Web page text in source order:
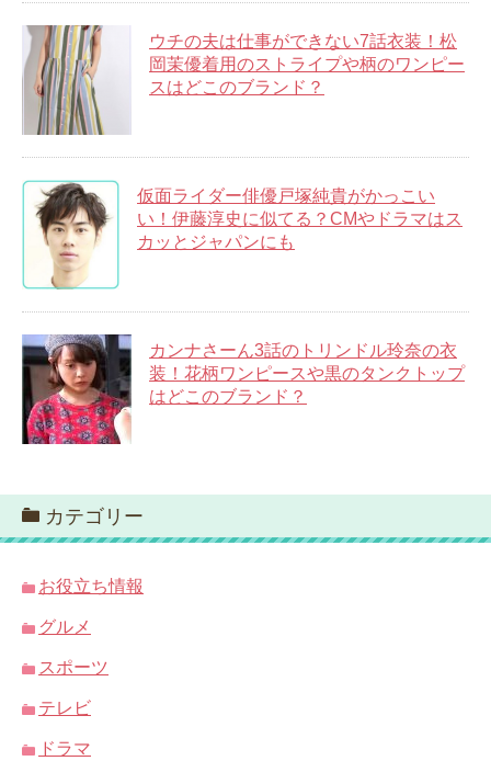
ウチの夫は仕事ができない7話衣装！松
岡茉優着用のストライプや柄のワンピー
スはどこのブランド？
仮面ライダー俳優戸塚純貴がかっこい
い！伊藤淳史に似てる？CMやドラマはス
カッとジャパンにも
カンナさーん3話のトリンドル玲奈の衣
装！花柄ワンピースや黒のタンクトップ
はどこのブランド？
カテゴリー
お役立ち情報
グルメ
スポーツ
テレビ
ドラマ